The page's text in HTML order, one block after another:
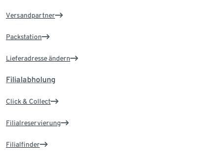
Versandpartner
Packstation
Lieferadresse ändern
Filialabholung
Click & Collect
Filialreservierung
Filialfinder